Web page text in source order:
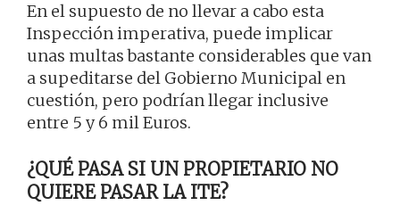
En el supuesto de no llevar a cabo esta
Inspección imperativa, puede implicar
unas multas bastante considerables que van
a supeditarse del Gobierno Municipal en
cuestión, pero podrían llegar inclusive
entre 5 y 6 mil Euros.
¿QUÉ PASA SI UN PROPIETARIO NO
QUIERE PASAR LA ITE?